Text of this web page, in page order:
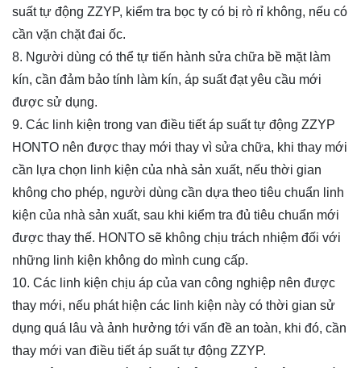
suất tự động ZZYP, kiểm tra bọc ty có bị rò rỉ không, nếu có
cần vặn chặt đai ốc.
8. Người dùng có thể tự tiến hành sửa chữa bề mặt làm
kín, cần đảm bảo tính làm kín, áp suất đạt yêu cầu mới
được sử dụng.
9. Các linh kiện trong van điều tiết áp suất tự động ZZYP
HONTO nên được thay mới thay vì sửa chữa, khi thay mới
cần lựa chọn linh kiện của nhà sản xuất, nếu thời gian
không cho phép, người dùng cần dựa theo tiêu chuẩn linh
kiện của nhà sản xuất, sau khi kiểm tra đủ tiêu chuẩn mới
được thay thế. HONTO sẽ không chịu trách nhiệm đối với
những linh kiện không do mình cung cấp.
10. Các linh kiện chịu áp của van công nghiệp nên được
thay mới, nếu phát hiện các linh kiện này có thời gian sử
dụng quá lâu và ảnh hưởng tới vấn đề an toàn, khi đó, cần
thay mới van điều tiết áp suất tự động ZZYP.